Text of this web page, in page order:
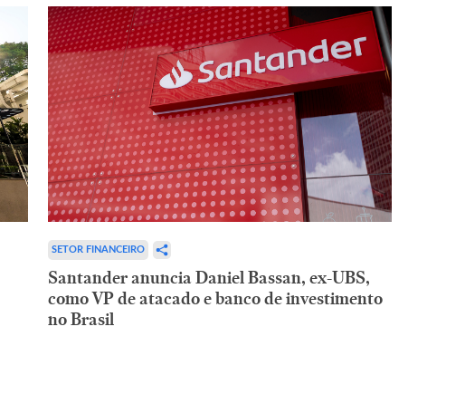
SETOR FINANCEIRO
Santander anuncia Daniel Bassan, ex-UBS,
como VP de atacado e banco de investimento
no Brasil